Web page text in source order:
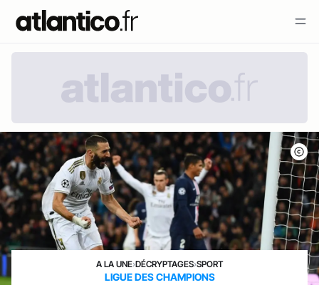
A LA UNE›DÉCRYPTAGES›SPORT
LIGUE DES CHAMPIONS